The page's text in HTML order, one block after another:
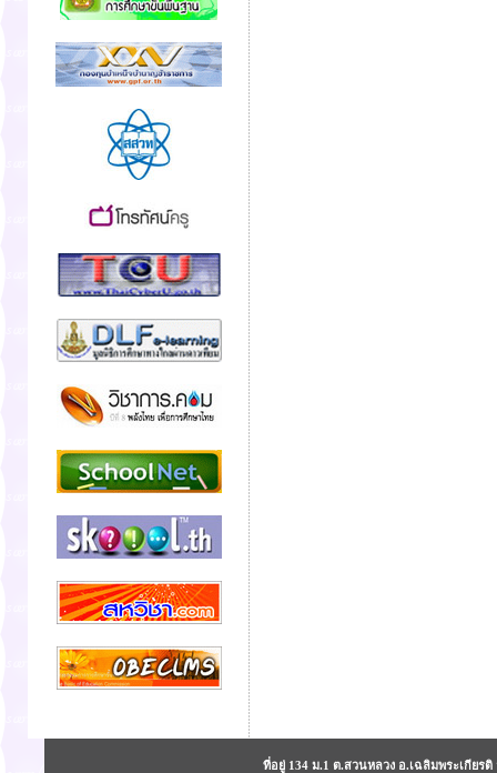
ที่อยู่ 134 ม.1 ต.สวนหลวง อ.เฉลิมพระเกียรติ